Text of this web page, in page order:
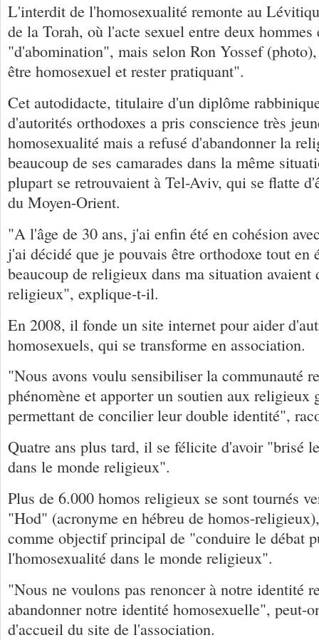
L'interdit de l'homosexualité remonte au
de la Torah, où l'acte sexuel entre deux
"d'abomination", mais selon Ron Yossef
être homosexuel et rester pratiquant".
Cet autodidacte, titulaire d'un diplôme
d'autorités orthodoxes a pris conscience très
homosexualité mais a refusé d'abandonner la
beaucoup de ses camarades dans la même
plupart se retrouvaient à Tel-Aviv, qui se flatte
du Moyen-Orient.
"A l'âge de 30 ans, j'ai enfin été en cohésion
j'ai décidé que je pouvais être orthodoxe tout en
beaucoup de religieux dans ma situation avaient
religieux", explique-t-il.
En 2008, il fonde un site internet pour aider
homosexuels, qui se transforme en association.
"Nous avons voulu sensibiliser la communauté
phénomène et apporter un soutien aux religieux
permettant de concilier leur double identité",
Quatre ans plus tard, il se félicite d'avoir "brisé
dans le monde religieux".
Plus de 6.000 homos religieux se sont tournés
"Hod" (acronyme en hébreu de homos-
comme objectif principal de "conduire le débat
l'homosexualité dans le monde religieux".
"Nous ne voulons pas renoncer à notre identité
abandonner notre identité homosexuelle", peut-
d'accueil du site de l'association.